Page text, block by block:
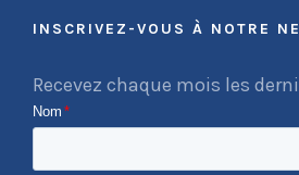
INSCRIVEZ-VOUS À NOTRE
Recevez chaque mois les
Nom *